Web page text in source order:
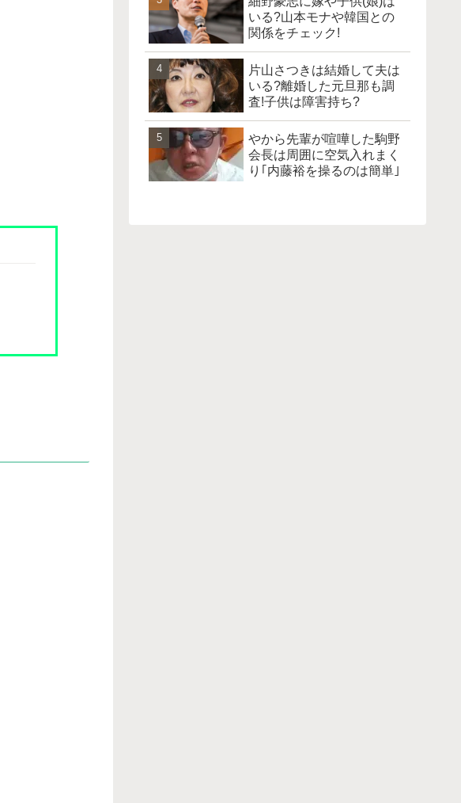
いる?山本モナや韓国との
関係をチェック!
片山さつきは結婚して夫は
いる?離婚した元旦那も調
査!子供は障害持ち?
やから先輩が喧嘩した駒野
会長は周囲に空気入れまく
り｢内藤裕を操るのは簡単｣